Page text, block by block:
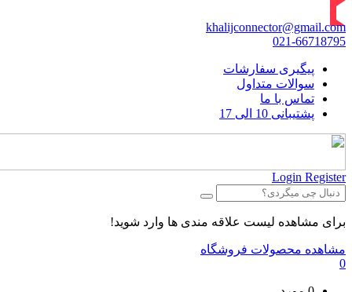
khalijconnector@gmail.com
021-66718795
پیگیری سفارشات
سوالات متداول
تماس با ما
پشتیبانی 10 الی 17
Login Register
برای مشاهده لیست علاقه مندی ها وارد شوید!
مشاهده محصولات فروشگاه
0